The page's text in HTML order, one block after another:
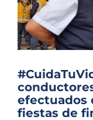
efectuados
fiestas de